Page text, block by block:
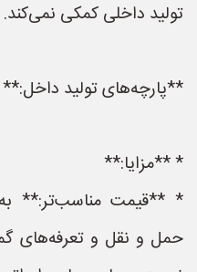
تولید داخلی کمکی نمی‌کند.
**پارچه‌های تولید داخل:**
* **مزایا:**
* **قیمت مناسب‌تر:**
حمل و نقل و تعرفه‌های